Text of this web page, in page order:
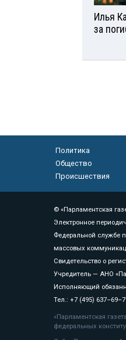
Илья
за
Политика
Общество
Происшествия
© «Парламентская
Электронное
Федеральной службе
массовых
Свидетельство о
Учредитель — АНО
Исполняющий
Тел.: +7 (495)
«Парламентская
федеральных